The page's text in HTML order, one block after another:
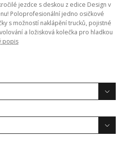
jezdce s deskou z edice Design v
Poloprofesionální jedno osičkové
s možností naklápění trucků, pojistné
a ložisková kolečka pro hladkou
popis